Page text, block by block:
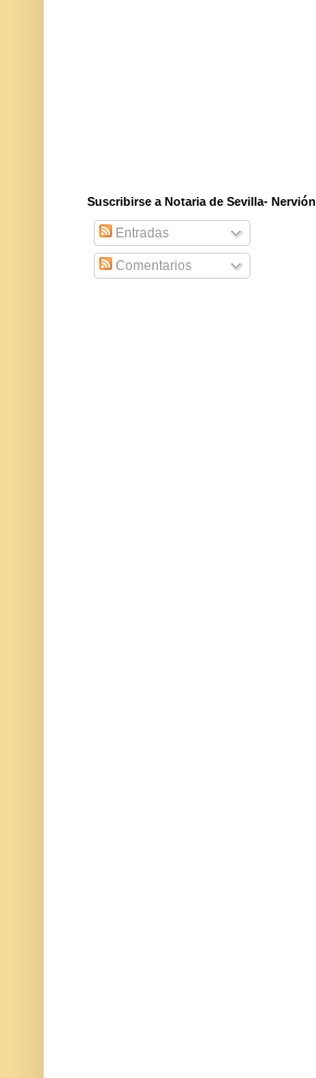
Suscribirse a Notaria de Sevilla- Nervión
Entradas
Comentarios